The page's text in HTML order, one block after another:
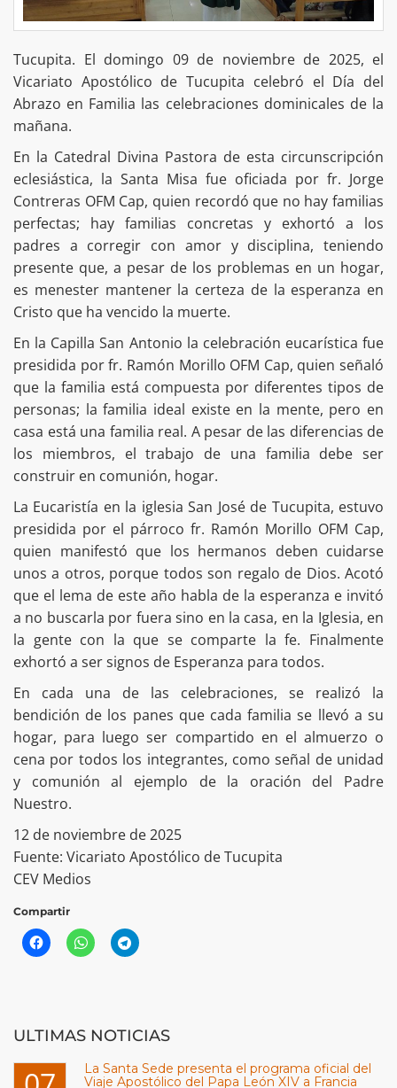
Tucupita. El domingo 09 de noviembre de 2025, el
Vicariato Apostólico de Tucupita celebró el Día del
Abrazo en Familia las celebraciones dominicales de la
mañana.
En la Catedral Divina Pastora de esta circunscripción
eclesiástica, la Santa Misa fue oficiada por fr. Jorge
Contreras OFM Cap, quien recordó que no hay familias
perfectas; hay familias concretas y exhortó a los
padres a corregir con amor y disciplina, teniendo
presente que, a pesar de los problemas en un hogar,
es menester mantener la certeza de la esperanza en
Cristo que ha vencido la muerte.
En la Capilla San Antonio la celebración eucarística fue
presidida por fr. Ramón Morillo OFM Cap, quien señaló
que la familia está compuesta por diferentes tipos de
personas; la familia ideal existe en la mente, pero en
casa está una familia real. A pesar de las diferencias de
los miembros, el trabajo de una familia debe ser
construir en comunión, hogar.
La Eucaristía en la iglesia San José de Tucupita, estuvo
presidida por el párroco fr. Ramón Morillo OFM Cap,
quien manifestó que los hermanos deben cuidarse
unos a otros, porque todos son regalo de Dios. Acotó
que el lema de este año habla de la esperanza e invitó
a no buscarla por fuera sino en la casa, en la Iglesia, en
la gente con la que se comparte la fe. Finalmente
exhortó a ser signos de Esperanza para todos.
En cada una de las celebraciones, se realizó la
bendición de los panes que cada familia se llevó a su
hogar, para luego ser compartido en el almuerzo o
cena por todos los integrantes, como señal de unidad
y comunión al ejemplo de la oración del Padre
Nuestro.
12 de noviembre de 2025
Fuente: Vicariato Apostólico de Tucupita
CEV Medios
Compartir
ULTIMAS NOTICIAS
La Santa Sede presenta el programa oficial del
Viaje Apostólico del Papa León XIV a Francia